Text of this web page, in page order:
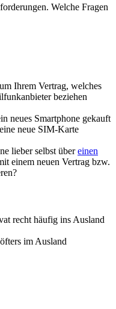
Welche Fragen
Ihrem Vertrag, welches
beziehen
neues Smartphone gekauft
neue SIM-Karte
lieber selbst übereinen
einem neuen Vertrag bzw.
recht häufig ins Ausland
im Ausland